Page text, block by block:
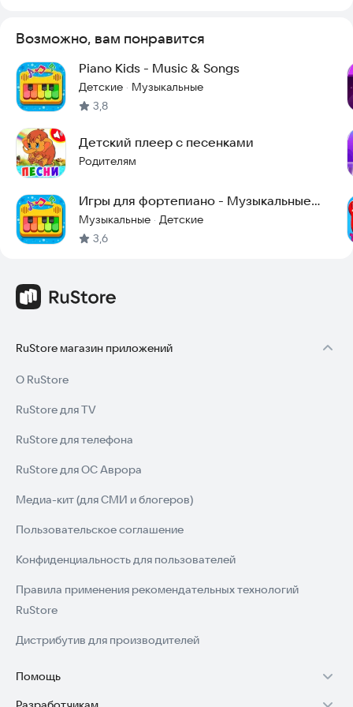
Возможно, вам понравится
Piano Kids - Music & Songs
Детские · Музыкальные
3,8
Детский плеер с песенками
Родителям
Игры для фортепиано - Музыкальные
песни
Музыкальные · Детские
3,6
RuStore магазин приложений
О RuStore
RuStore для TV
RuStore для телефона
RuStore для ОС Аврора
Медиа-кит (для СМИ и блогеров)
Пользовательское соглашение
Конфиденциальность для пользователей
Правила применения рекомендательных технологий
RuStore
Дистрибутив для производителей
Помощь